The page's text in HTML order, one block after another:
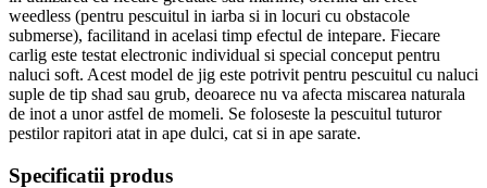
weedless (pentru pescuitul in iarba si in locuri cu obstacole
submerse), facilitand in acelasi timp efectul de intepare. Fiecare
carlig este testat electronic individual si special conceput pentru
naluci soft. Acest model de jig este potrivit pentru pescuitul cu naluci
suple de tip shad sau grub, deoarece nu va afecta miscarea naturala
de inot a unor astfel de momeli. Se foloseste la pescuitul tuturor
pestilor rapitori atat in ape dulci, cat si in ape sarate.
Specificatii produs